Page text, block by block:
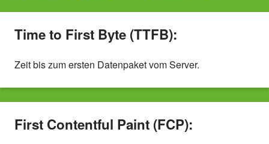
Time to First Byte (TTFB):
Zeit bis zum ersten Datenpaket vom Server.
First Contentful Paint (FCP):